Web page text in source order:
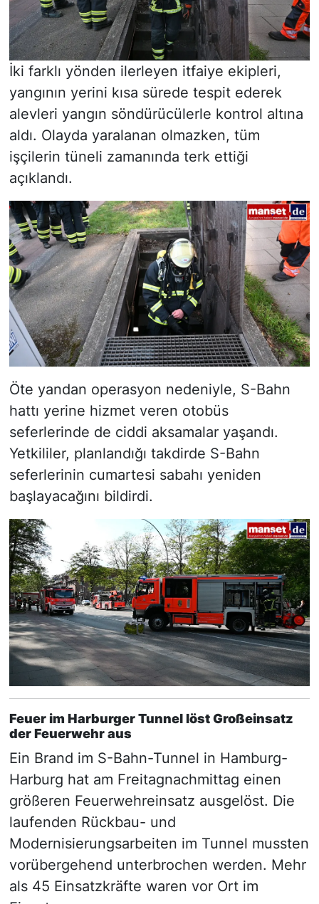
İki farklı yönden ilerleyen itfaiye ekipleri,
yangının yerini kısa sürede tespit ederek
alevleri yangın söndürücülerle kontrol altına
aldı. Olayda yaralanan olmazken, tüm
işçilerin tüneli zamanında terk ettiği
açıklandı.
Öte yandan operasyon nedeniyle, S-Bahn
hattı yerine hizmet veren otobüs
seferlerinde de ciddi aksamalar yaşandı.
Yetkililer, planlandığı takdirde S-Bahn
seferlerinin cumartesi sabahı yeniden
başlayacağını bildirdi.
Feuer im Harburger Tunnel löst Großeinsatz
der Feuerwehr aus
Ein Brand im S-Bahn-Tunnel in Hamburg-
Harburg hat am Freitagnachmittag einen
größeren Feuerwehreinsatz ausgelöst. Die
laufenden Rückbau- und
Modernisierungsarbeiten im Tunnel mussten
vorübergehend unterbrochen werden. Mehr
als 45 Einsatzkräfte waren vor Ort im